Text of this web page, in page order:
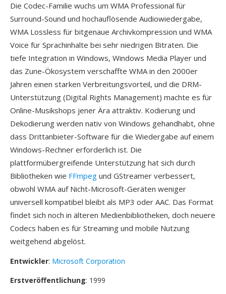
Die Codec-Familie wuchs um WMA Professional für
Surround-Sound und hochauflösende Audiowiedergabe,
WMA Lossless für bitgenaue Archivkompression und WMA
Voice für Sprachinhalte bei sehr niedrigen Bitraten. Die
tiefe Integration in Windows, Windows Media Player und
das Zune-Ökosystem verschaffte WMA in den 2000er
Jahren einen starken Verbreitungsvorteil, und die DRM-
Unterstützung (Digital Rights Management) machte es für
Online-Musikshops jener Ära attraktiv. Kodierung und
Dekodierung werden nativ von Windows gehandhabt, ohne
dass Drittanbieter-Software für die Wiedergabe auf einem
Windows-Rechner erforderlich ist. Die
plattformübergreifende Unterstützung hat sich durch
Bibliotheken wie FFmpeg und GStreamer verbessert,
obwohl WMA auf Nicht-Microsoft-Geräten weniger
universell kompatibel bleibt als MP3 oder AAC. Das Format
findet sich noch in älteren Medienbibliotheken, doch neuere
Codecs haben es für Streaming und mobile Nutzung
weitgehend abgelöst.
Entwickler: Microsoft Corporation
Erstveröffentlichung: 1999